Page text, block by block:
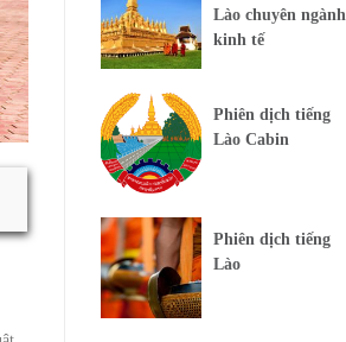
Lào chuyên ngành
kinh tế
Phiên dịch tiếng
Lào Cabin
Phiên dịch tiếng
Lào